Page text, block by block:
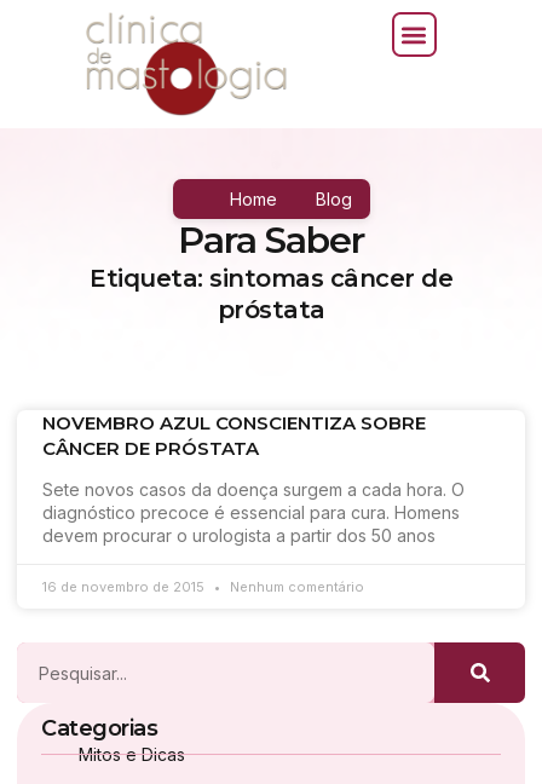
Home Blog
Para Saber
Etiqueta: sintomas câncer de
próstata
NOVEMBRO AZUL CONSCIENTIZA SOBRE
CÂNCER DE PRÓSTATA
Sete novos casos da doença surgem a cada hora. O
diagnóstico precoce é essencial para cura. Homens
devem procurar o urologista a partir dos 50 anos
16 de novembro de 2015 Nenhum comentário
Categorias
Mitos e Dicas